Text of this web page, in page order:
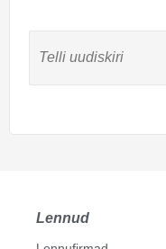
Lennud